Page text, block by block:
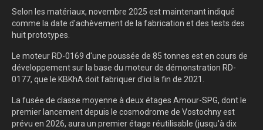
Selon les matériaux, novembre 2025 est maintenant indiqué
comme la date d'achèvement de la fabrication et des tests des
huit prototypes.
Le moteur RD-0169 d'une poussée de 85 tonnes est en cours de
développement sur la base du moteur de démonstration RD-
0177, que le KBKhA doit fabriquer d'ici la fin de 2021.
La fusée de classe moyenne à deux étages Amour-SPG, dont le
premier lancement depuis le cosmodrome de Vostochny est
prévu en 2026, aura un premier étage réutilisable (jusqu'à dix